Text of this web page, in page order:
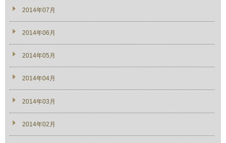
2014年07月
2014年06月
2014年05月
2014年04月
2014年03月
2014年02月